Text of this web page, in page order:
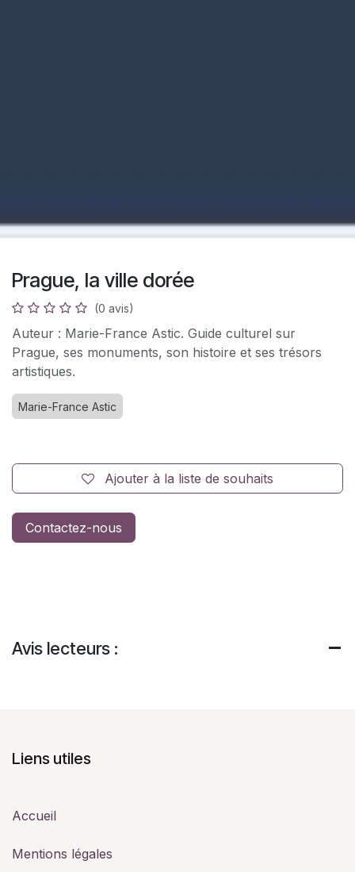
Prague, la ville dorée
(0 avis)
Auteur : Marie-France Astic. Guide culturel sur
Prague, ses monuments, son histoire et ses trésors
artistiques.
Marie-France Astic
Ajouter à la liste de souhaits
Contactez-nous
Avis lecteurs :
Liens utiles
Accueil
Mentions légales